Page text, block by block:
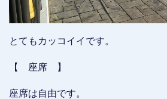
とてもカッコイイです。
【 座席 】
座席は自由です。